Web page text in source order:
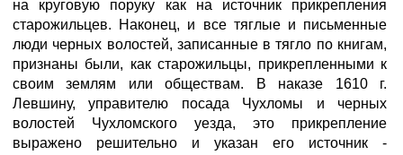
на круговую поруку как на источник прикрепления
старожильцев. Наконец, и все тяглые и письменные
люди черных волостей, записанные в тягло по книгам,
признаны были, как старожильцы, прикрепленными к
своим землям или обществам. В наказе 1610 г.
Левшину, управителю посада Чухломы и черных
волостей Чухломского уезда, это прикрепление
выражено решительно и указан его источник -